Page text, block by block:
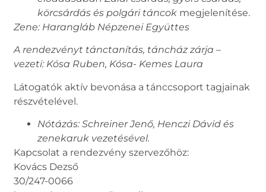
körcsárdás és polgári táncok megjelenítése.
Zene: Harangláb Népzenei Együttes
A rendezvényt tánctanítás, táncház zárja –
vezeti: Kósa Ruben, Kósa- Kemes Laura
Látogatók aktív bevonása a tánccsoport tagjainak
részvételével.
Nótázás: Schreiner Jenő, Henczi Dávid és
zenekaruk vezetésével.
Kapcsolat a rendezvény szervezőhöz:
Kovács Dezső
30/247-0066